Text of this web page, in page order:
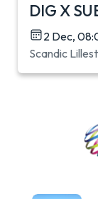
DIG X
2 Dec,
Scandic